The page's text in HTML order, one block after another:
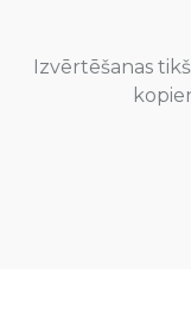
Izvērtēšanas